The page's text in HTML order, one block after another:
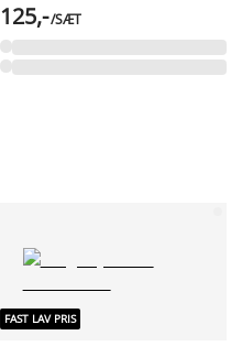
125,-/SÆT
FAST LAV PRIS